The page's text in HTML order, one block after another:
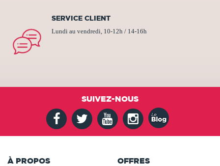
SERVICE CLIENT
Lundi au vendredi, 10-12h / 14-16h
SUIVEZ-NOUS
À PROPOS OFFRES